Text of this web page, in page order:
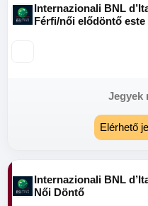
Internazionali BNL
Férfi/női elődöntő este
Jegyek
Elérhető
Internazionali BNL
Női Döntő